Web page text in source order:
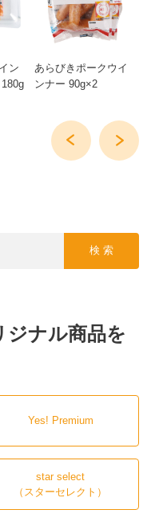
ン
あらびきポークウイ
ンナー 90g×2
検 索
ナル商品を
Yes! Premium
star select
（スターセレクト）